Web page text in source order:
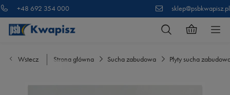
+48 692 354 000 sklep@psbkwapisz.pl
Wstecz Strona główna Sucha zabudowa Płyty sucha